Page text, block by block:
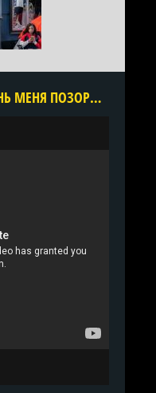
CМОТРЕТЬ ПАПА, ПЕРЕСТАНЬ МЕНЯ ПОЗОРИТЬ! 1 СЕЗОН ОНЛАЙН В ХОРОШЕМ КАЧЕСТВЕ ВСЕ СЕРИИ ПОДРЯД БЕСПЛАТНО